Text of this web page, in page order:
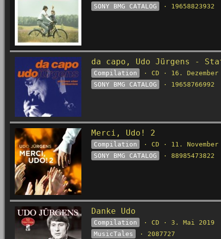
SONY BMG CATALOG
· 19658823932
da capo, Udo Jürgens -
Compilation
· CD · 16. Dezember
SONY BMG CATALOG
· 19658766992
Merci, Udo! 2
Compilation
· CD · 11. November
SONY BMG CATALOG
· 88985473822
Danke Udo
Compilation
· CD · 3. Mai 2019
MusicTales
· 2087727